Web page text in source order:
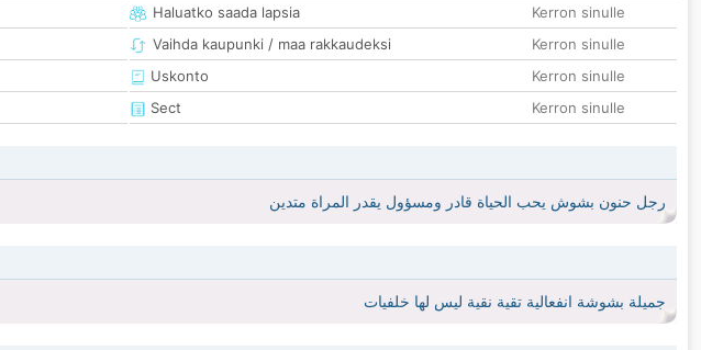
Haluatko saada lapsia
Kerron sinulle
Vaihda kaupunki / maa rakkaudeksi
Kerron sinulle
Uskonto
Kerron sinulle
Sect
Kerron sinulle
رجل حنون بشوش يحب الحياة قادر ومسؤول يقدر المراة متدين
جميلة بشوشة انفعالية تقية نقية ليس لها خلفيات